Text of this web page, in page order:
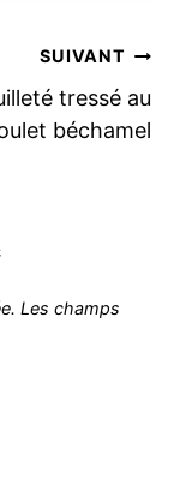
SUIVANT
tressé au
béchamel
Les champs